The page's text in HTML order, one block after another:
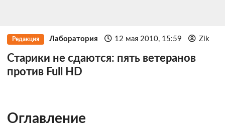
Редакция Лаборатория 12 мая 2010, 15:59 Zik
Старики не сдаются: пять ветеранов
против Full HD
Оглавление